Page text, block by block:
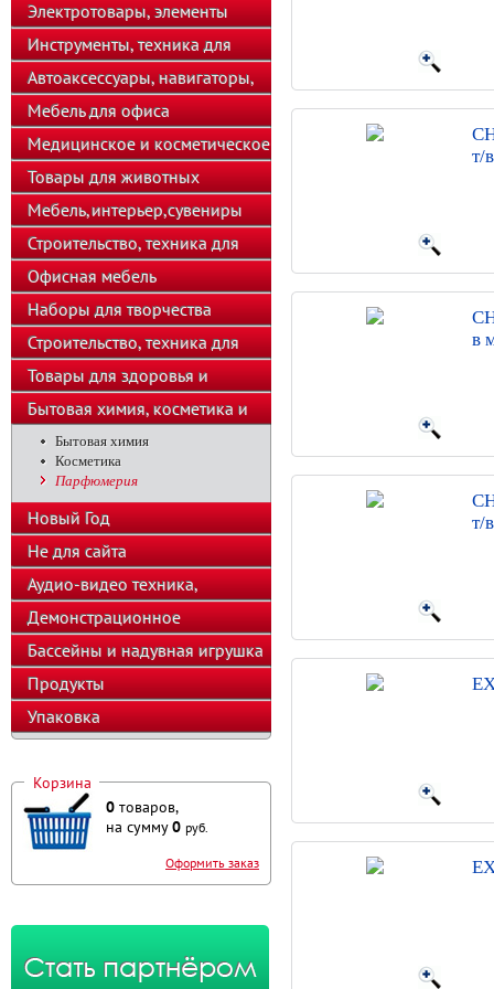
телефоны
Электротовары, элементы
питания, освещение
Инструменты, техника для
подсобного хозяйства
Автоаксессуары, навигаторы,
автозвук
Мебель для офиса
Медицинское и косметическое
оборудование
Товары для животных
Мебель,интерьер,сувениры
Строительство, техника для
хозяйства
Офисная мебель
Наборы для творчества
Строительство, техника для
подсобного хозяйства
Товары для здоровья и
красоты
Бытовая химия, косметика и
парфюмерия
Бытовая химия
Косметика
Парфюмерия
Новый Год
Не для сайта
Аудио-видео техника,
телефоны, калькуляторы
Демонстрационное
оборудование
Бассейны и надувная игрушка
Продукты
Упаковка
Корзина
0 товаров,
на сумму0 руб.
Оформить заказ
т/
в
т/